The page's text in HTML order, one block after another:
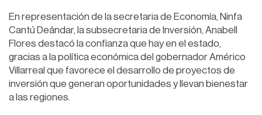
En representación de la secretaria de Economía, Ninfa
Cantú Deándar, la subsecretaria de Inversión, Anabell
Flores destacó la confianza que hay en el estado,
gracias a la política económica del gobernador Américo
Villarreal que favorece el desarrollo de proyectos de
inversión que generan oportunidades y llevan bienestar
a las regiones.